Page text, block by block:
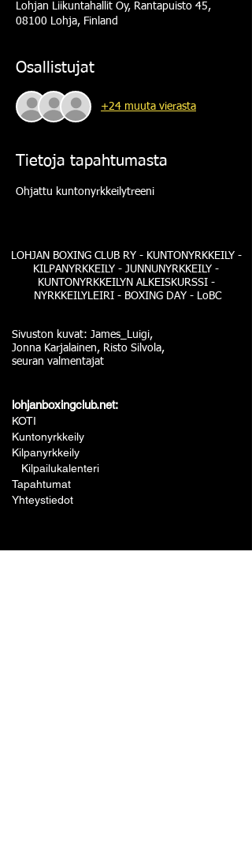
Lohjan Liikuntahallit Oy, Rantapuisto 45,
08100 Lohja, Finland
Osallistujat
+24 muuta vierasta
Tietoja tapahtumasta
Ohjattu kuntonyrkkeilytreeni
LOHJAN BOXING CLUB RY - KUNTONYRKKEILY -
KILPANYRKKEILY - JUNNUNYRKKEILY -
KUNTONYRKKEILYN ALKEISKURSSI -
NYRKKEILYLEIRI - BOXING DAY - LoBC
Sivuston kuvat: James_Luigi,
Jonna Karjalainen, Risto Silvola,
seuran valmentajat
lohjanboxingclub.net:
KOTI
Kuntonyrkkeily
Kilpanyrkkeily
Kilpailukalenteri
Tapahtumat
Yhteystiedot